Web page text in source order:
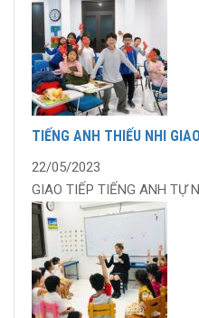
TIẾNG ANH THIẾU NHI
22/05/2023
GIAO TIẾP TIẾNG ANH TỰ